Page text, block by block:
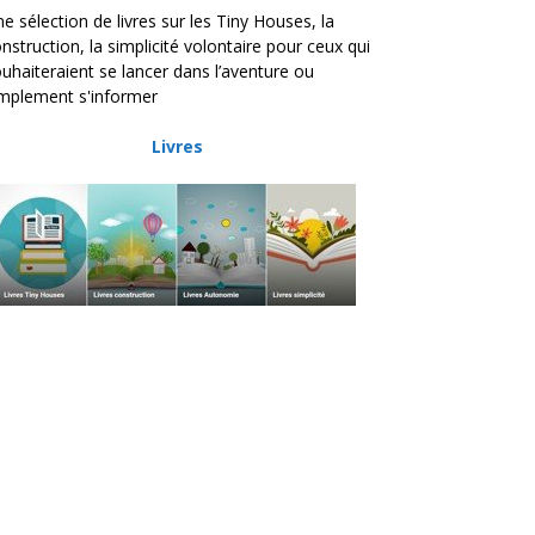
sélection de livres sur les Tiny Houses, la
la simplicité volontaire pour ceux qui
se lancer dans l’aventure ou
s'informer
Livres